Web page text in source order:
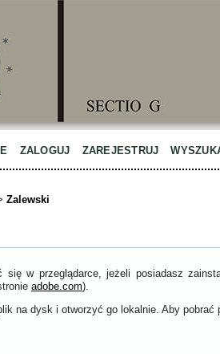
ZALOGUJ ZAREJESTRUJ
Zalewski
się w przeglądarce, jeżeli posiadasz
adobe.com).
na dysk i otworzyć go lokalnie. Aby